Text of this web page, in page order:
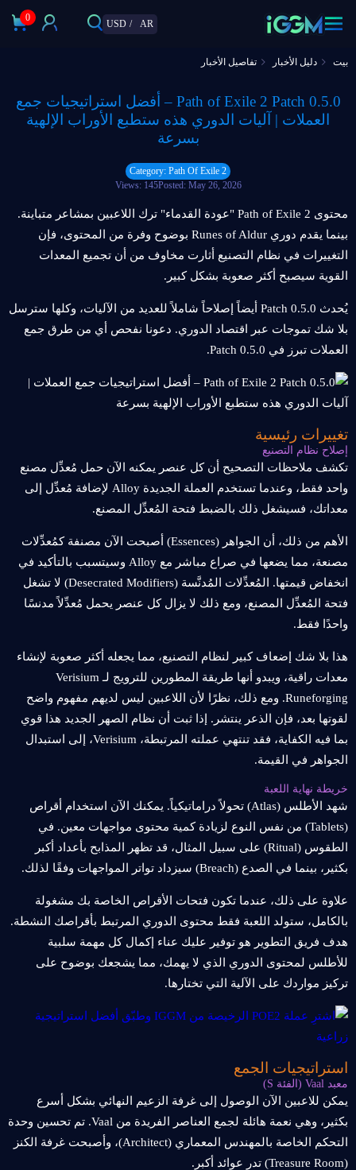
AR
/
USD
0
بيت دليل الأخبار تفاصيل الأخبار
Path of Exile 2 Patch 0.5.0 – أفضل استراتيجيات جمع
العملات | آليات الدوري هذه ستطبع الأوراب الإلهية
بسرعة
Category: Path Of Exile 2
Posted: May 26, 2026
Views: 145
محتوى Path of Exile 2 "عودة القدماء" ترك اللاعبين بمشاعر متباينة.
بينما يقدم دوري Runes of Aldur بوضوح وفرة من المحتوى، فإن
التغييرات في نظام التصنيع أثارت مخاوف من أن تجميع المعدات
القوية سيصبح أكثر صعوبة بشكل كبير.
يُحدث Patch 0.5.0 أيضاً إصلاحاً شاملاً للعديد من الآليات، وكلها سترسل
بلا شك تموجات عبر اقتصاد الدوري. دعونا نفحص أي من طرق جمع
العملات تبرز في Patch 0.5.0.
تغييرات رئيسية
إصلاح نظام التصنيع
تكشف ملاحظات التصحيح أن كل عنصر يمكنه الآن حمل مُعدِّل مصنع
واحد فقط، وعندما تستخدم العملة الجديدة Alloy لإضافة مُعدِّل إلى
معداتك، فسيشغل ذلك بالضبط فتحة المُعدِّل المصنع.
الأهم من ذلك، أن الجواهر (Essences) أصبحت الآن مصنفة كمُعدِّلات
مصنعة، مما يضعها في صراع مباشر مع Alloy وسيتسبب بالتأكيد في
انخفاض قيمتها. المُعدِّلات المُدنَّسة (Desecrated Modifiers) لا تشغل
فتحة المُعدِّل المصنع، ومع ذلك لا يزال كل عنصر يحمل مُعدِّلاً مدنسًا
واحدًا فقط.
هذا بلا شك إضعاف كبير لنظام التصنيع، مما يجعله أكثر صعوبة لإنشاء
معدات راقية، ويبدو أنها طريقة المطورين للترويج لـ Verisium
Runeforging. ومع ذلك، نظرًا لأن اللاعبين ليس لديهم مفهوم واضح
لقوتها بعد، فإن الذعر ينتشر. إذا ثبت أن نظام الصهر الجديد هذا قوي
بما فيه الكفاية، فقد تنتهي عملته المرتبطة، Verisium، إلى استبدال
الجواهر في القيمة.
خريطة نهاية اللعبة
شهد الأطلس (Atlas) تحولاً دراماتيكياً. يمكنك الآن استخدام أقراص
(Tablets) من نفس النوع لزيادة كمية محتوى مواجهات معين. في
الطقوس (Ritual) على سبيل المثال، قد تظهر المذابح بأعداد أكبر
بكثير، بينما في الصدع (Breach) سيزداد تواتر المواجهات وفقًا لذلك.
علاوة على ذلك، عندما تكون فتحات الأقراص الخاصة بك مشغولة
بالكامل، ستولد اللعبة فقط محتوى الدوري المرتبط بأقراصك النشطة.
هدف فريق التطوير هو توفير عليك عناء إكمال كل مهمة سلبية
للأطلس لمحتوى الدوري الذي لا يهمك، مما يشجعك بوضوح على
تركيز مواردك على الآلية التي تختارها.
استراتيجيات الجمع
معبد Vaal (الفئة S)
يمكن للاعبين الآن الوصول إلى غرفة الزعيم النهائي بشكل أسرع
بكثير، وهي نعمة هائلة لجمع العناصر الفريدة من Vaal. تم تحسين وحدة
التحكم الخاصة بالمهندس المعماري (Architect)، وأصبحت غرفة الكنز
(Treasure Room) تدر عوائد أكبر.